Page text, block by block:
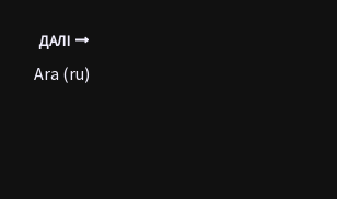
ДАЛІ
Ara (ru)